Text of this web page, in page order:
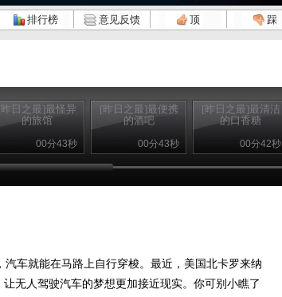
排行榜 意见反馈 顶 踩
日之最]最怪异
的旅馆
00分43秒
[昨日之最]最便携
的酒吧
00分43秒
[昨日之最]最清洁
的口香糖
00分42秒
车就能在马路上自行穿梭。最近，美国北卡罗来纳
无人驾驶汽车的梦想更加接近现实。你可别小瞧了